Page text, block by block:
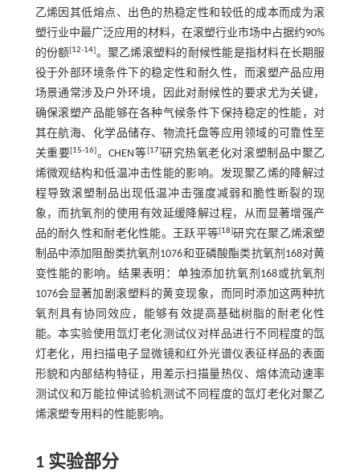
乙烯因其低熔点、出色的热稳定性和较低的成本而成为滚
塑行业中最广泛应用的材料，在滚塑行业市场中占据约90%
的份额[12-14]。聚乙烯滚塑料的耐候性能是指材料在长期服
役于外部环境条件下的稳定性和耐久性，而滚塑产品应用
场景通常涉及户外环境，因此对耐候性的要求尤为关键，
确保滚塑产品能够在各种气候条件下保持稳定的性能，对
其在航海、化学品储存、物流托盘等应用领域的可靠性至
关重要[15-16]。CHEN等[17]研究热氧老化对滚塑制品中聚乙
烯微观结构和低温冲击性能的影响。发现聚乙烯的降解过
程导致滚塑制品出现低温冲击强度减弱和脆性断裂的现
象，而抗氧剂的使用有效延缓降解过程，从而显著增强产
品的耐久性和耐老化性能。王跃平等[18]研究在聚乙烯滚塑
制品中添加阻酚类抗氧剂1076和亚磷酸酯类抗氧剂168对黄
变性能的影响。结果表明：单独添加抗氧剂168或抗氧剂
1076会显著加剧滚塑料的黄变现象，而同时添加这两种抗
氧剂具有协同效应，能够有效提高基础树脂的耐老化性
能。本实验使用氙灯老化测试仪对样品进行不同程度的氙
灯老化，用扫描电子显微镜和红外光谱仪表征样品的表面
形貌和内部结构特征，用差示扫描量热仪、熔体流动速率
测试仪和万能拉伸试验机测试不同程度的氙灯老化对聚乙
烯滚塑专用料的性能影响。
1 实验部分